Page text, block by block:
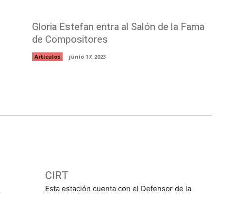
Gloria Estefan entra al Salón de la Fama
de Compositores
Artículos junio 17, 2023
CIRT
Esta estación cuenta con el Defensor de la